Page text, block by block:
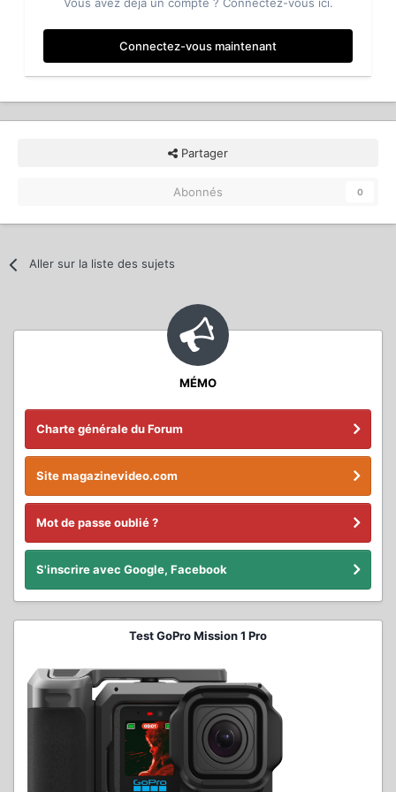
Vous avez déjà un compte ? Connectez-vous ici.
Connectez-vous maintenant
Partager
Abonnés 0
Aller sur la liste des sujets
MÉMO
Charte générale du Forum
Site magazinevideo.com
Mot de passe oublié ?
S'inscrire avec Google, Facebook
Test GoPro Mission 1 Pro